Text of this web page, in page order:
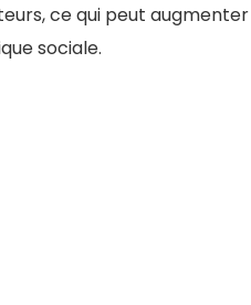
ce qui peut
sociale.